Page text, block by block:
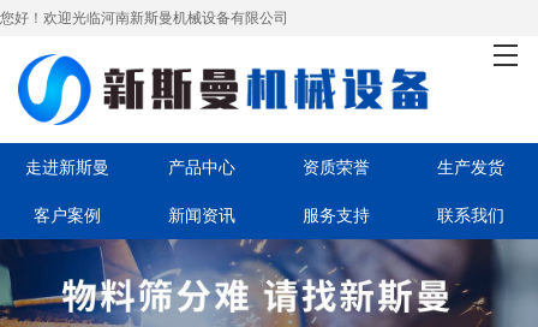
您好！欢迎光临河南新斯曼机械设备有限公司
首页
走进新斯曼
资质荣誉
生产发货
走进新斯曼 产品中心 资质荣誉 生产发货
客户案例 新闻资讯 服务支持 联系我们